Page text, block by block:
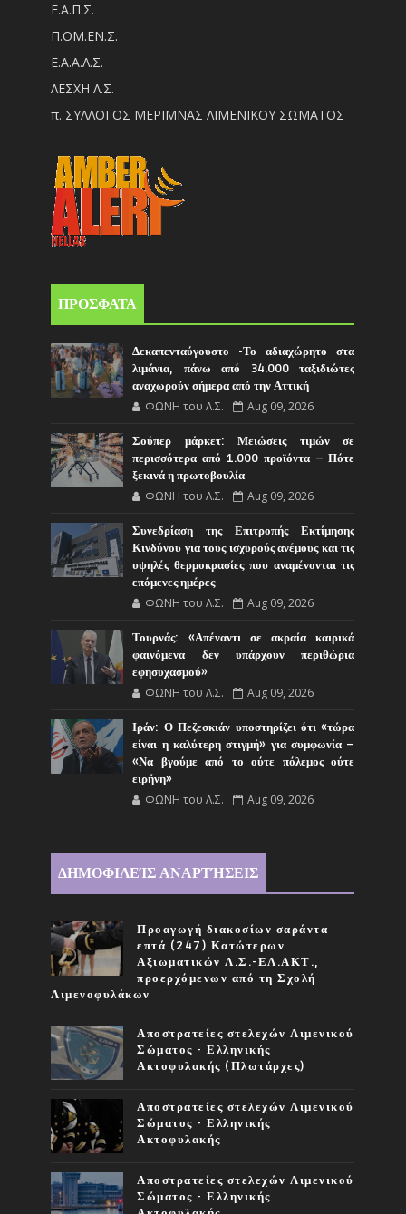
Ε.Α.Π.Σ.
Π.ΟM.EN.Σ.
Ε.Α.Α.Λ.Σ.
ΛΕΣΧΗ Λ.Σ.
π. ΣΥΛΛΟΓΟΣ ΜΕΡΙΜΝΑΣ ΛΙΜΕΝΙΚΟΥ ΣΩΜΑΤΟΣ
ΠΡΟΣΦΑΤΑ
Δεκαπενταύγουστο -Το αδιαχώρητο στα
λιμάνια, πάνω από 34.000 ταξιδιώτες
αναχωρούν σήμερα από την Αττική
ΦΩΝΗ του Λ.Σ. Aug 09, 2026
Σούπερ μάρκετ: Μειώσεις τιμών σε
περισσότερα από 1.000 προϊόντα – Πότε
ξεκινά η πρωτοβουλία
ΦΩΝΗ του Λ.Σ. Aug 09, 2026
Συνεδρίαση της Επιτροπής Εκτίμησης
Κινδύνου για τους ισχυρούς ανέμους και τις
υψηλές θερμοκρασίες που αναμένονται τις
επόμενες ημέρες
ΦΩΝΗ του Λ.Σ. Aug 09, 2026
Τουρνάς: «Απέναντι σε ακραία καιρικά
φαινόμενα δεν υπάρχουν περιθώρια
εφησυχασμού»
ΦΩΝΗ του Λ.Σ. Aug 09, 2026
Ιράν: Ο Πεζεσκιάν υποστηρίζει ότι «τώρα
είναι η καλύτερη στιγμή» για συμφωνία –
«Να βγούμε από το ούτε πόλεμος ούτε
ειρήνη»
ΦΩΝΗ του Λ.Σ. Aug 09, 2026
ΔΗΜΟΦΙΛΕΊΣ ΑΝΑΡΤΉΣΕΙΣ
Προαγωγή διακοσίων σαράντα
επτά (247) Κατώτερων
Αξιωματικών Λ.Σ.-ΕΛ.ΑΚΤ.,
προερχόμενων από τη Σχολή
Λιμενοφυλάκων
Αποστρατείες στελεχών Λιμενικού
Σώματος - Ελληνικής
Ακτοφυλακής (Πλωτάρχες)
Αποστρατείες στελεχών Λιμενικού
Σώματος - Ελληνικής
Ακτοφυλακής
Αποστρατείες στελεχών Λιμενικού
Σώματος - Ελληνικής